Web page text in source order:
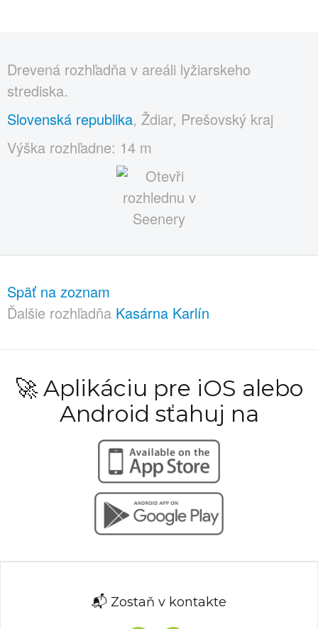
Drevená rozhľadňa v areáli lyžiarskeho
strediska.
Slovenská republika, Ždiar, Prešovský kraj
Výška rozhľadne: 14 m
Späť na zoznam
Ďalšie rozhľadňa Kasárna Karlín
🚀 Aplikáciu pre iOS alebo
Android sťahuj na
📬 Zostaň v kontakte